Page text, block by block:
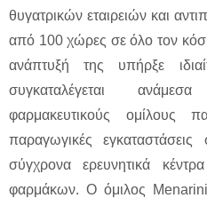
θυγατρικών εταιρειών και
από 100 χώρες σε όλο τον
ανάπτυξή της υπήρξε
συγκαταλέγεται
φαρμακευτικούς ομίλους
παραγωγικές
σύγχρονα ερευνητικά
φαρμάκων. Ο όμιλος Menarini